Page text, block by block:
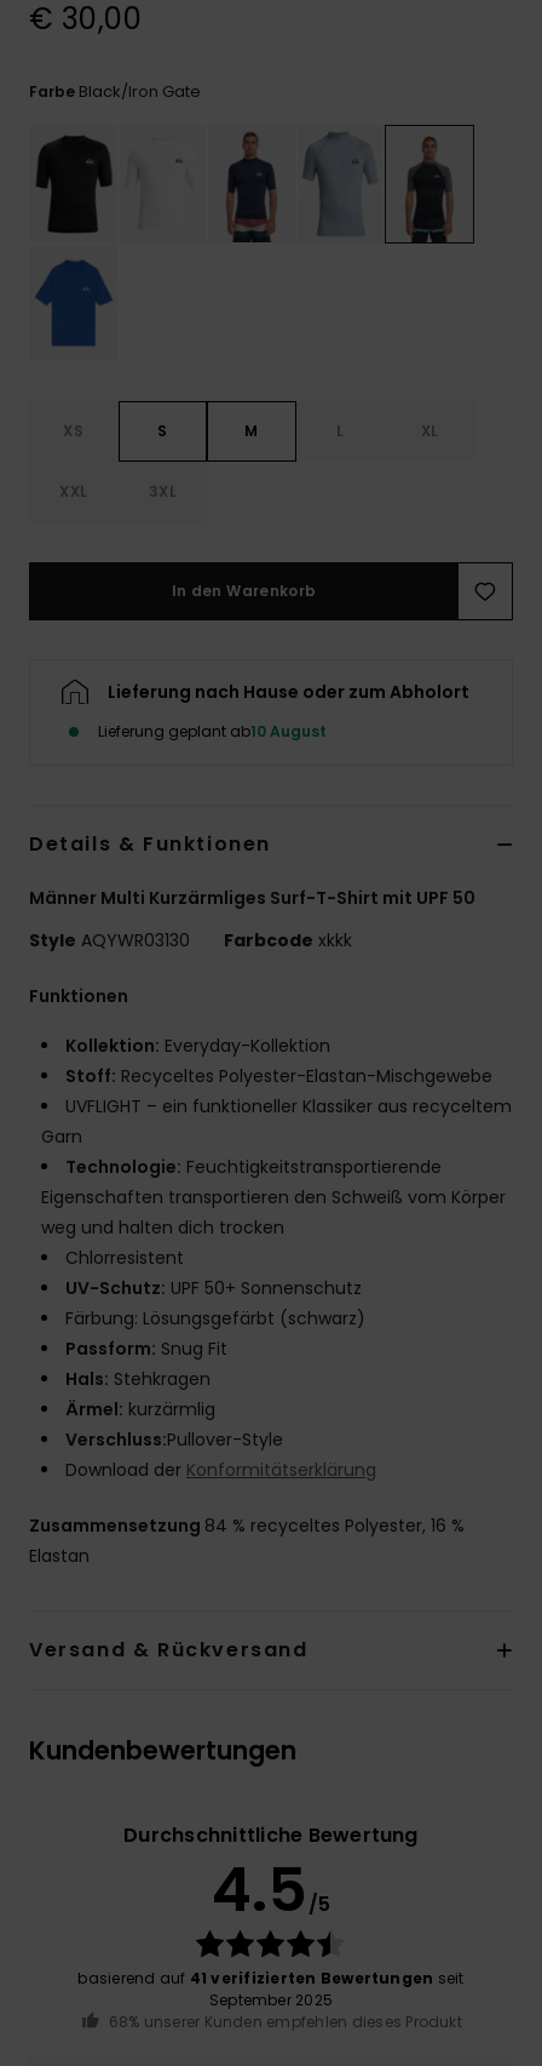
€ 30,00
Farbe Black/iron Gate
XS S M L XL
XXL 3XL
In den Warenkorb
Lieferung nach Hause oder zum Abholort
Lieferung geplant ab10 August
Details & Funktionen
Männer Multi Kurzärmliges Surf-T-Shirt mit UPF 50
Style AQYWR03130 Farbcode xkkk
Funktionen
Kollektion: Everyday-Kollektion
Stoff: Recyceltes Polyester-Elastan-Mischgewebe
UVFLIGHT – ein funktioneller Klassiker aus recyceltem
Garn
Technologie: Feuchtigkeitstransportierende
Eigenschaften transportieren den Schweiß vom Körper
weg und halten dich trocken
Chlorresistent
UV-Schutz: UPF 50+ Sonnenschutz
Färbung: Lösungsgefärbt (schwarz)
Passform: Snug Fit
Hals: Stehkragen
Ärmel: kurzärmlig
Verschluss:Pullover-Style
Download der Konformitätserklärung
Zusammensetzung 84 % recyceltes Polyester, 16 %
Elastan
Versand & Rückversand
Kundenbewertungen
Durchschnittliche Bewertung
4.5 /5
basierend auf 41 verifizierten Bewertungen seit
September 2025
68% unserer Kunden empfehlen dieses Produkt